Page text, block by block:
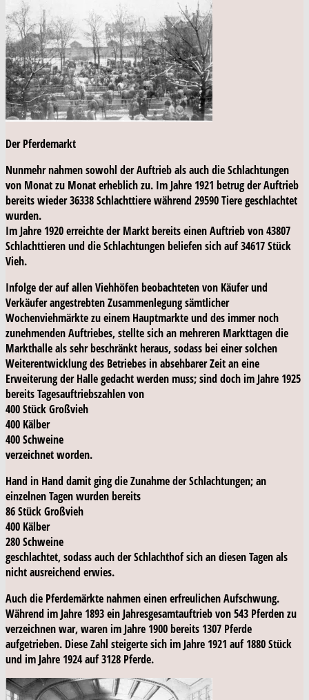
Der Pferdemarkt
Nunmehr nahmen sowohl der Auftrieb als auch die Schlachtungen
von Monat zu Monat erheblich zu. Im Jahre 1921 betrug der Auftrieb
bereits wieder 36338 Schlachttiere während 29590 Tiere geschlachtet
wurden.
Im Jahre 1920 erreichte der Markt bereits einen Auftrieb von 43807
Schlachttieren und die Schlachtungen beliefen sich auf 34617 Stück
Vieh.
Infolge der auf allen Viehhöfen beobachteten von Käufer und
Verkäufer angestrebten Zusammenlegung sämtlicher
Wochenviehmärkte zu einem Hauptmarkte und des immer noch
zunehmenden Auftriebes, stellte sich an mehreren Markttagen die
Markthalle als sehr beschränkt heraus, sodass bei einer solchen
Weiterentwicklung des Betriebes in absehbarer Zeit an eine
Erweiterung der Halle gedacht werden muss; sind doch im Jahre 1925
bereits Tagesauftriebszahlen von
400 Stück Großvieh
400 Kälber
400 Schweine
verzeichnet worden.
Hand in Hand damit ging die Zunahme der Schlachtungen; an
einzelnen Tagen wurden bereits
86 Stück Großvieh
400 Kälber
280 Schweine
geschlachtet, sodass auch der Schlachthof sich an diesen Tagen als
nicht ausreichend erwies.
Auch die Pferdemärkte nahmen einen erfreulichen Aufschwung.
Während im Jahre 1893 ein Jahresgesamtauftrieb von 543 Pferden zu
verzeichnen war, waren im Jahre 1900 bereits 1307 Pferde
aufgetrieben. Diese Zahl steigerte sich im Jahre 1921 auf 1880 Stück
und im Jahre 1924 auf 3128 Pferde.